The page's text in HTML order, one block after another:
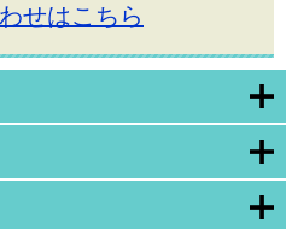
せはこちら